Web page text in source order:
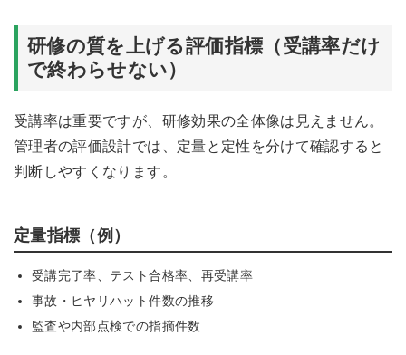
研修の質を上げる評価指標（受講率だけ
で終わらせない）
受講率は重要ですが、研修効果の全体像は見えません。
管理者の評価設計では、定量と定性を分けて確認すると
判断しやすくなります。
定量指標（例）
受講完了率、テスト合格率、再受講率
事故・ヒヤリハット件数の推移
監査や内部点検での指摘件数